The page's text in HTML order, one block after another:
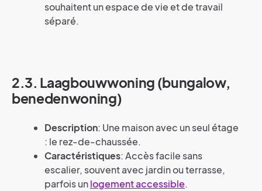
souhaitent un espace de vie et de travail
séparé.
2.3. Laagbouwwoning (bungalow,
benedenwoning)
Description: Une maison avec un seul étage
: le rez-de-chaussée.
Caractéristiques: Accès facile sans
escalier, souvent avec jardin ou terrasse,
parfois unlogement accessible.